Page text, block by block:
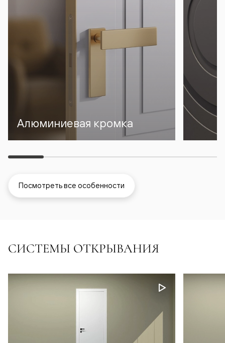
Алюминиевая кромка
Посмотреть все особенности
СИСТЕМЫ ОТКРЫВАНИЯ